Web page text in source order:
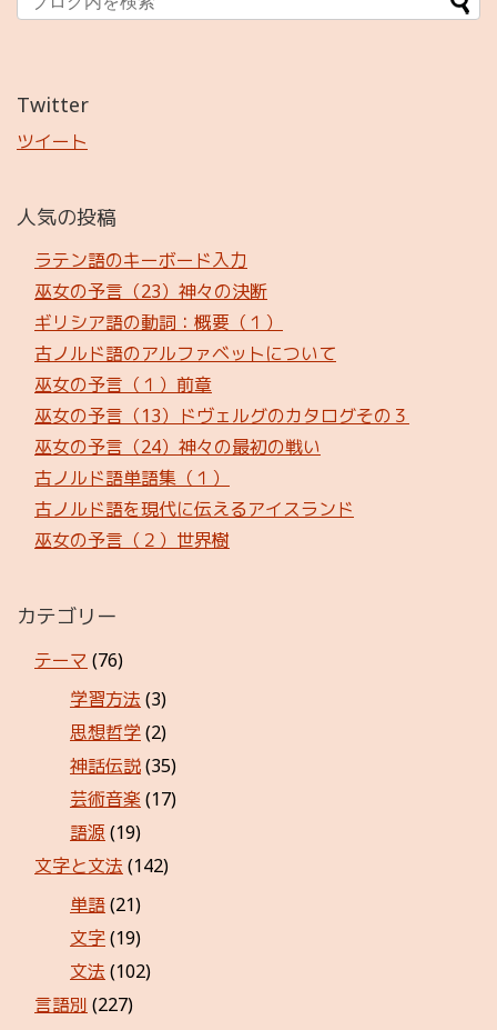
Twitter
ツイート
人気の投稿
ラテン語のキーボード入力
巫女の予言（23）神々の決断
ギリシア語の動詞：概要（１）
古ノルド語のアルファベットについて
巫女の予言（１）前章
巫女の予言（13）ドヴェルグのカタログその３
巫女の予言（24）神々の最初の戦い
古ノルド語単語集（１）
古ノルド語を現代に伝えるアイスランド
巫女の予言（２）世界樹
カテゴリー
テーマ (76)
学習方法 (3)
思想哲学(2)
神話伝説(35)
芸術音楽 (17)
語源 (19)
文字と文法 (142)
単語(21)
文字(19)
文法 (102)
言語別 (227)